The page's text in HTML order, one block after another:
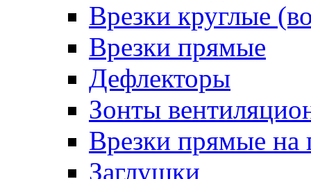
Врезки круглые
Врезки прямые
Дефлекторы
Зонты
Врезки прямые на
Заглушки